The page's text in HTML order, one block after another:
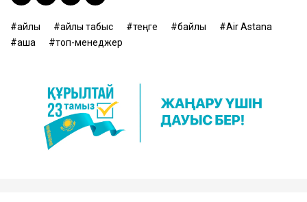
айлық айлық табыс теңге байлық
Air Astana
ақша
топ-менеджер